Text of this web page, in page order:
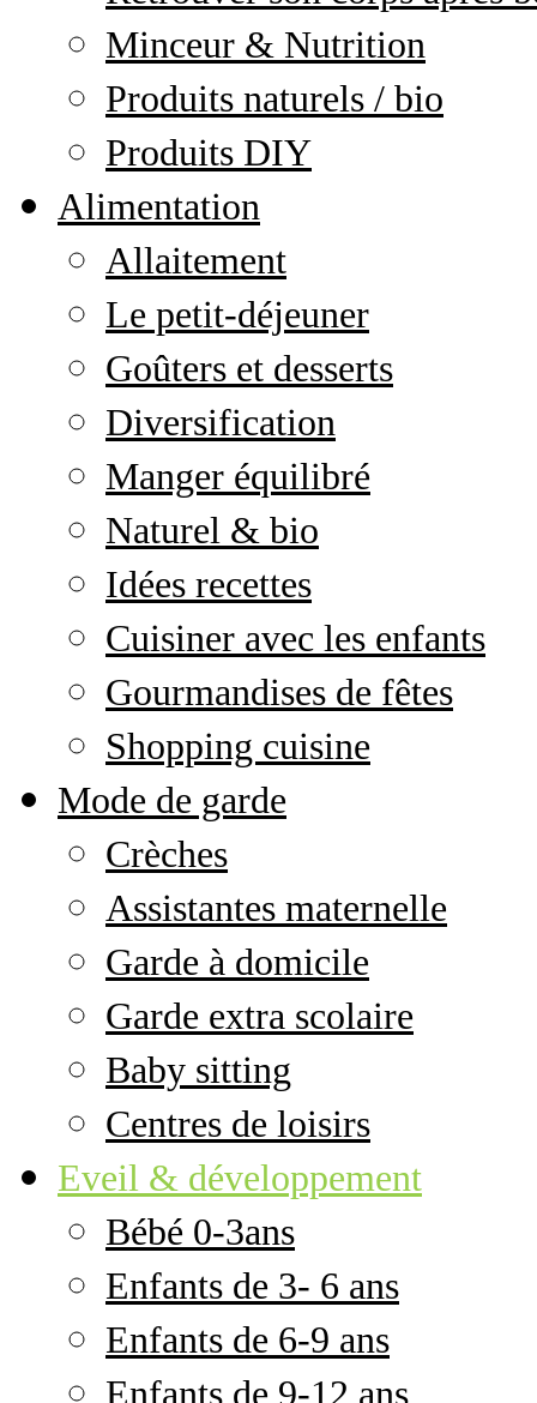
Minceur & Nutrition
Produits naturels / bio
Produits DIY
Alimentation
Allaitement
Le petit-déjeuner
Goûters et desserts
Diversification
Manger équilibré
Naturel & bio
Idées recettes
Cuisiner avec les enfants
Gourmandises de fêtes
Shopping cuisine
Mode de garde
Crèches
Assistantes maternelle
Garde à domicile
Garde extra scolaire
Baby sitting
Centres de loisirs
Eveil & développement
Bébé 0-3ans
Enfants de 3- 6 ans
Enfants de 6-9 ans
Enfants de 9-12 ans